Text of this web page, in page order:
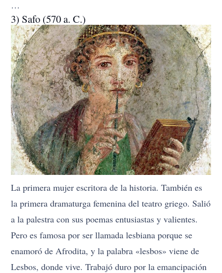
…
3) Safo (570 a. C.)
La primera mujer escritora de la historia. También es
la primera dramaturga femenina del teatro griego. Salió
a la palestra con sus poemas entusiastas y valientes.
Pero es famosa por ser llamada lesbiana porque se
enamoró de Afrodita, y la palabra «lesbos» viene de
Lesbos, donde vive. Trabajó duro por la emancipación